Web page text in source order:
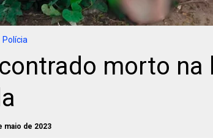
Polícia
morto na
maio de 2023